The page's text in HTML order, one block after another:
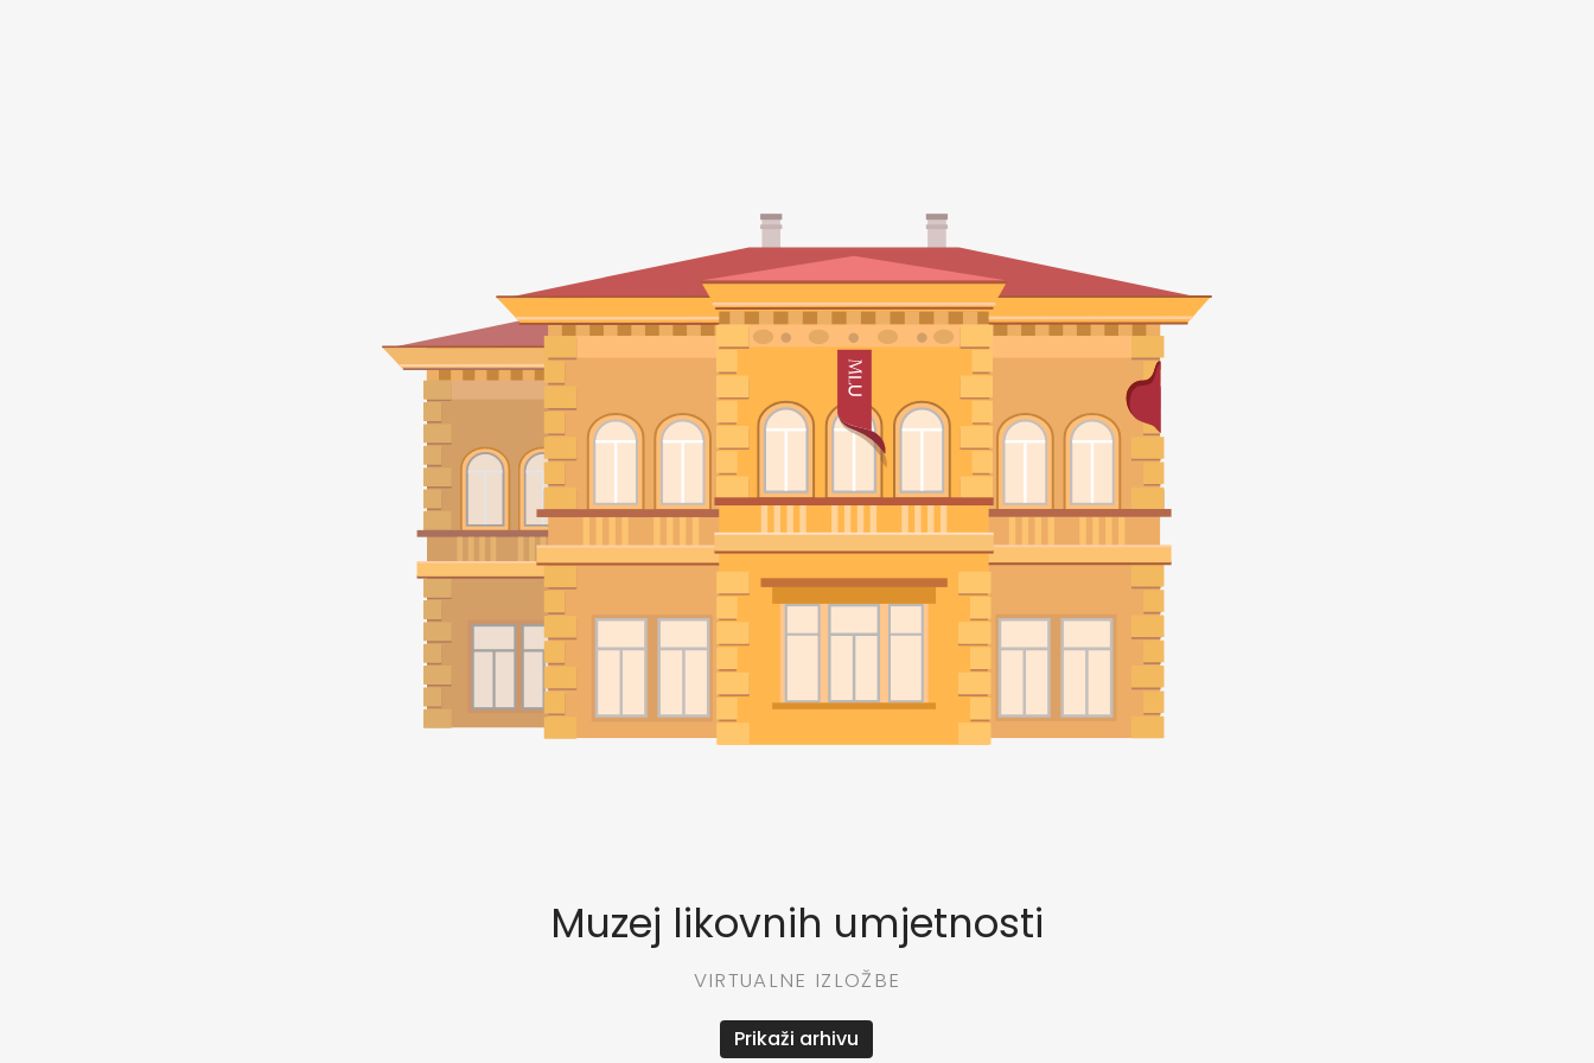
Muzej likovnih umjetnosti
VIRTUALNE IZLOŽBE
Prikaži arhivu